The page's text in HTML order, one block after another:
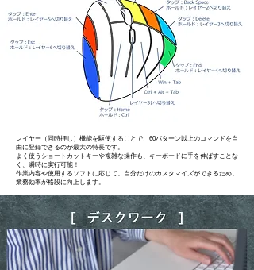
レイヤー（同時押し）機能を駆使することで、60パターン以上のコマンドを自
由に登録できるのが最大の特長です。
よく使うショートカットキーや複雑な操作も、キーボードに手を伸ばすことな
く、瞬時に実行可能！
作業内容や使用するソフトに応じて、自分だけのカスタマイズができるため、
業務効率が格段に向上します。